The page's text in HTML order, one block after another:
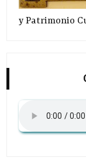
y Patrimonio